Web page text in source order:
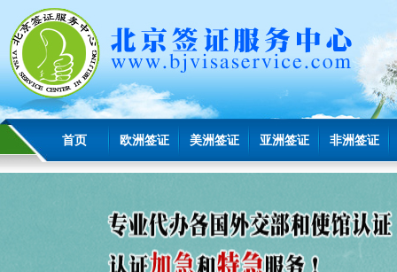
首页 欧洲签证 美洲签证 亚洲签证 非洲签证